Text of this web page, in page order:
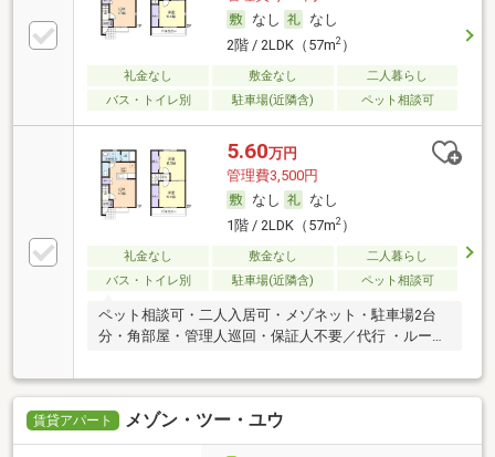
なし
なし
2階 / 2LDK（57m2）
礼金なし 敷金なし
二人暮らし
バス・トイレ別
駐車場(近隣含) ペット相談可
5.60万円
管理費3,500円
なし
なし
1階 / 2LDK（57m2）
礼金なし 敷金なし
二人暮らし
バス・トイレ別
駐車場(近隣含) ペット相談可
ペット相談可・二人入居可・メゾネット・駐車場2台
分・角部屋・管理人巡回・保証人不要／代行 ・ルーム
賃貸アパート メゾン・ツー・ユウ